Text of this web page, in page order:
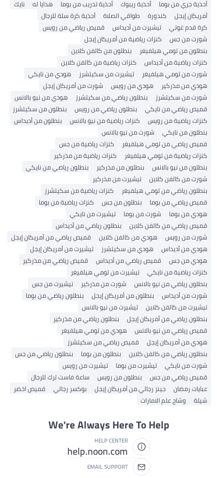
أحذية جري من بوما
أحذية ريبوك أحذية تدريب من بوما هدايا له
نايك
أمريكان إيجل
كندورة طواقي الصلاة
أحذية كرة سلة للرجال
كرة قدم غوتي
تيشيرت من أديداس
قميص رياضي من رويس
شورت من جس
كنزات رياضية من أمريكان إيجل
بنطلون من تومي هيلفيغر
بنطلون من كالفن كلاين
كنزات رياضية من أديداس
كنزات رياضية من كالفن كلاين
شورت من تومي هيلفيغر
تيشيرت من سكيتشرز
هودي من نايكي
هودي من مذركير
هودي من رويس
شورت من أمريكان إيجل
شورت من سكيتشرز
بنطلون رياضي من سكيتشرز
هودي من نيو بالانس
قميص رياضي من نايكي
بنطلون رياضي من رويس
بنطلون من سكيتشرز
كنزات رياضية من رويس
كنزات رياضية من نيو بالانس
بنطلون من أديداس
بنطلون من نايكي
شورت من نيو بالانس
قميص رياضي من تومي هيلفيغر
كنزات رياضية من جس
كنزات رياضية من تومي هيلفيغر
كنزات رياضية من مذركير
بنطلون من نيو بالانس
بنطلون من مذركير
بنطلون رياضي من نايكي
شورت من كالفن كلاين
تيشيرت من مذركير
بنطلون رياضي من تومي هيلفيغر
كنزات رياضية من سكيتشرز
قميص رياضي من بوما
بنطلون من جس
كنزات رياضية من بوما
هودي من بوما
شورت من بوما
تيشيرت من نايكي
قميص رياضي من كالفن كلاين
بنطلون رياضي من أديداس
شورت من رويس
هودي من كالفن كلاين
قميص رياضي من أمريكان إيجل
هودي من أديداس
هودي من سكيتشرز
تيشيرت من أمريكان إيجل
هودي من جس
قميص رياضي من أديداس
قميص رياضي من مذركير
كنزات رياضية من نايكي
تيشيرت من تومي هيلفيغر
بنطلون رياضي من نيو بالانس
شورت من مذركير
تيشيرت من جس
شورت من أديداس
بنطلون من أمريكان إيجل
بنطلون رياضي من بوما
تيشيرت من كالفن كلاين
تيشيرت من نيو بالانس
بنطلون رياضي من أمريكان إيجل
بنطلون رياضي من مذركير
قميص رياضي من نيو بالانس
هودي من تومي هيلفيغر
هودي من أمريكان إيجل
قميص رياضي من سكيتشرز
بنطلون رياضي من كالفن كلاين
بنطلون من بوما
بنطلون رياضي من جس
شورت من نايكي
تيشيرت من بوما
تيشيرت من رويس
قميص رياضي من جس
بنطلون من رويس
ساعة فاست ترك للرجال
عبايات رمضان
جينز رجالي من أمريكان إيجل بوكسر رجالي
قميص اخضر
شيلة
وشاح علم الامارات
We're Always Here To Help
HELP CENTER
help.noon.com
EMAIL SUPPORT